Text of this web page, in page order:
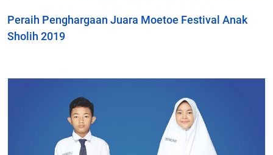
Peraih Penghargaan Juara Moetoe Festival Anak
Sholih 2019